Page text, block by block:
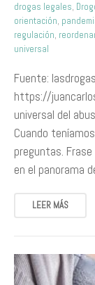
drogas legales,
orientación,
regulación,
universal
Fuente:
https://
universal del
Cuando
preguntas.
en el panorama
LEER MÁS